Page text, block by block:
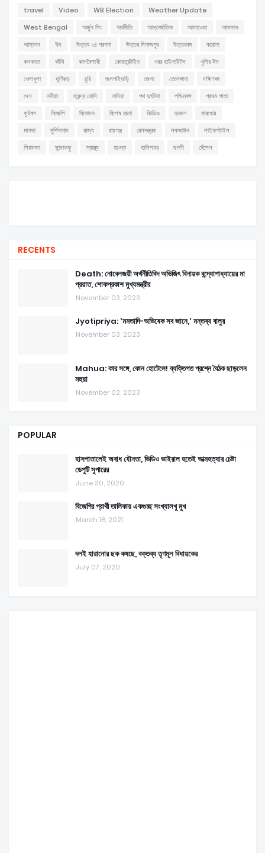
travel Video WB Election
Weather Update
West Bengal
অর্জুন সিং অর্থনীতি আন্তর্জাতিক আবহাওয়া
আমফান
আম্ফান
ঈদ উত্তর ২৪ পরগনা উত্তর দিনাজপুর উত্তরবঙ্গ
করোনা
কলকাতা
কাঁথি কালবৈশাখী কোয়ারেন্টাইন খবর হাইলাইটস
খুশির ঈদ
খেলাধুলা
ঘূর্ণিঝড় চুরি জলপাইগুড়ি জেলা তেলেঙ্গানা
দক্ষিণবঙ্গ
দেশ
নদীয়া নরেন্দ্র মোদি নাদিয়া পথ দুর্ঘটনা পশ্চিমবঙ্গ
প্রথম পাতা
ফুটবল
বিজেপি বিনোদন বিশেষ রচনা ভিডিও ভ্রমণ
মারধোর
মালদা
মুর্শিদাবাদ রাজ্য রায়গঞ্জ রেলমন্ত্রক লকডাউন
লাইফস্টাইল
শিয়ালদা
সান্দাকফু স্বাস্থ্য হাওড়া হালিশহর হুগলী হেঁশেল
RECENTS
Death: নোবেলজয়ী অর্থনীতিবিদ অভিজিৎ বিনায়ক বন্দ্যোপাধ্যায়ের মা
প্রয়াত, শোকপ্রকাশ মুখ্যমন্ত্রীর
November 03, 2023
Jyotipriya: 'মমতাদি-অভিষেক সব জানে,' মন্তব্য বালুর
November 03, 2023
Mahua: কার সঙ্গে, কোন হোটেলে! ব্যক্তিগত প্রশ্নে বৈঠক ছাড়লেন
মহুয়া
November 02, 2023
POPULAR
হাসপাতালেই অবাধ যৌনতা, ভিডিও ভাইরাল হতেই আত্মহত্যার চেষ্টা
ডেপুটি সুপারের
June 30, 2020
বিজেপির প্রার্থী তালিকায় একগুচ্ছ সংখ্যালখু মুখ
March 18, 2021
দলই হারানোর ছক কষছে, বক্তব্য তৃণমূল বিধায়কের
July 07, 2020